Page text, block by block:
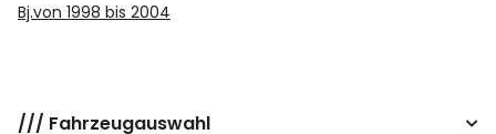
Bj.von 1998 bis 2004
/// Fahrzeugauswahl